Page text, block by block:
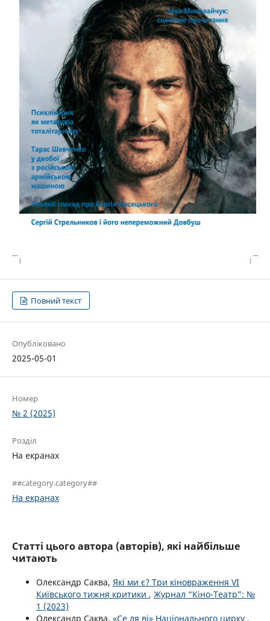
Повний текст
Опубліковано
2025-05-01
Номер
№ 2 (2025)
Розділ
На екранах
##category.category##
На екранах
Статті цього автора (авторів), які найбільше
читають
Олександр Саква, Які ми є? Три кіновраження VІ
Київського тижня критики , Журнал “Кіно-Театр”: №
1 (2023)
Олександр Саква, «Се ля ві» Національного цирку ,